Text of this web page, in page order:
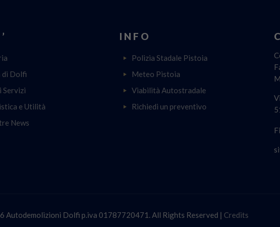
di Dolfi
Servizi
e Utilità
News
INFO
Polizia Stadale Pistoia
Meteo Pistoia
Viabilità Autostradale
Richiedi un preventivo
Autodemolizioni Dolfi p.iva 01787720471. All Rights Reserved | Credits